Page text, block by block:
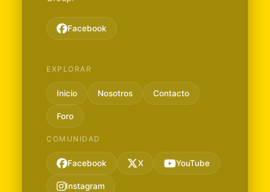
Facebook
EXPLORAR
Inicio Nosotros Contacto
Foro
COMUNIDAD
Facebook X YouTube
Instagram